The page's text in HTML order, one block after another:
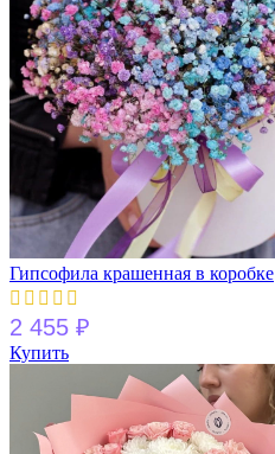
Гипсофила крашенная в коробке
2 455 ₽
Купить